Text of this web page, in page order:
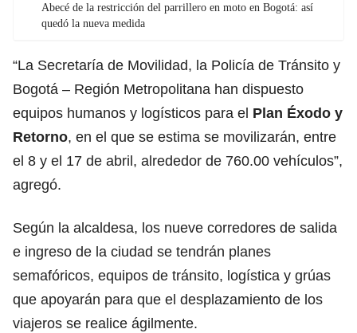
Abecé de la restricción del parrillero en moto en Bogotá: así
quedó la nueva medida
“La Secretaría de Movilidad, la Policía de Tránsito y
Bogotá – Región Metropolitana han dispuesto
equipos humanos y logísticos para el Plan Éxodo y
Retorno, en el que se estima se movilizarán, entre
el 8 y el 17 de abril, alrededor de 760.00 vehículos”,
agregó.
Según la alcaldesa, los nueve corredores de salida
e ingreso de la ciudad se tendrán planes
semafóricos, equipos de tránsito, logística y grúas
que apoyarán para que el desplazamiento de los
viajeros se realice ágilmente.